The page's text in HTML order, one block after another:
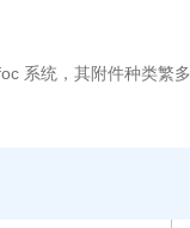
系统，其附件种类繁